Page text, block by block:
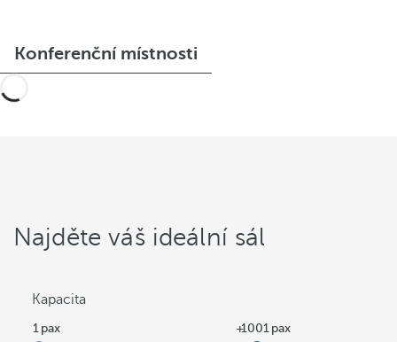
Konferenční místnosti
Najděte váš ideální sál
Kapacita